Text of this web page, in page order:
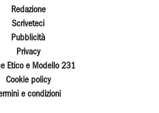
Redazione
Scriveteci
Pubblicità
Privacy
Etico e Modello 231
Cookie policy
e condizioni